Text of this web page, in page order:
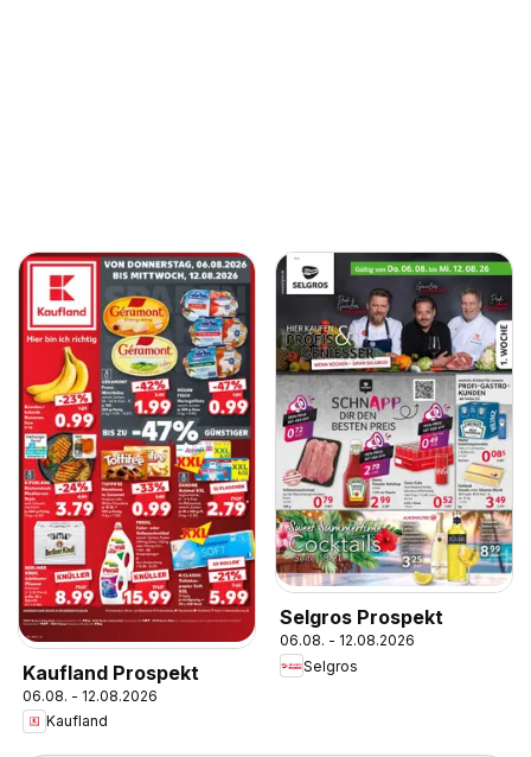
Kaufland Prospekt
06.08. - 12.08.2026
Kaufland
Selgros Prospekt
06.08. - 12.08.2026
Selgros